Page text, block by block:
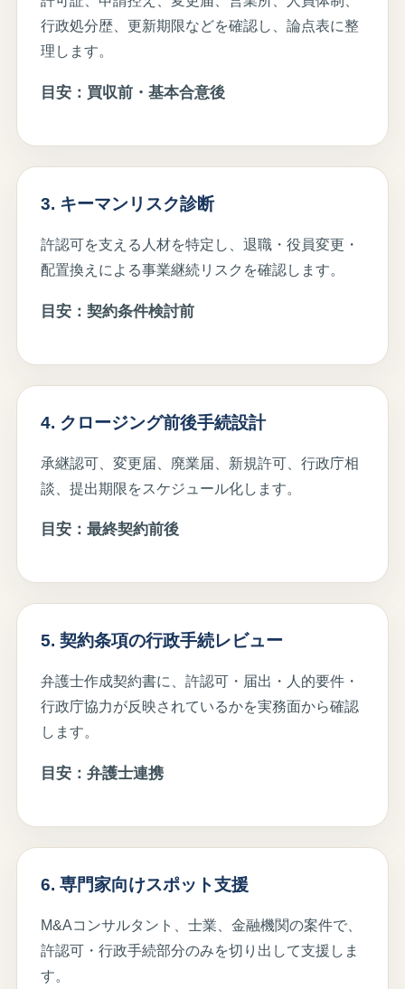
行政処分歴、更新期限などを確認し、論点表に整
理します。
目安：買収前・基本合意後
3. キーマンリスク診断
許認可を支える人材を特定し、退職・役員変更・
配置換えによる事業継続リスクを確認します。
目安：契約条件検討前
4. クロージング前後手続設計
承継認可、変更届、廃業届、新規許可、行政庁相
談、提出期限をスケジュール化します。
目安：最終契約前後
5. 契約条項の行政手続レビュー
弁護士作成契約書に、許認可・届出・人的要件・
行政庁協力が反映されているかを実務面から確認
します。
目安：弁護士連携
6. 専門家向けスポット支援
M&Aコンサルタント、士業、金融機関の案件で、
許認可・行政手続部分のみを切り出して支援しま
す。